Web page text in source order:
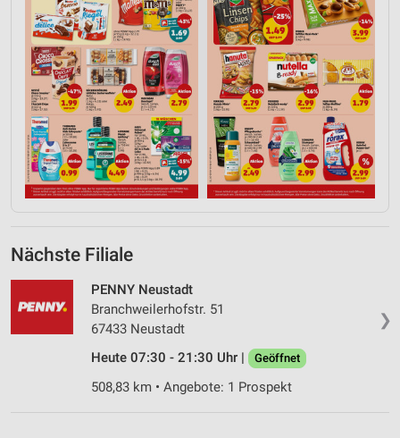
Nächste Filiale
❯
PENNY Neustadt
Branchweilerhofstr. 51
67433 Neustadt
Heute 07:30 - 21:30 Uhr |
Geöffnet
508,83 km • Angebote: 1 Prospekt